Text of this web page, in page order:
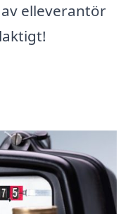
elleverantör